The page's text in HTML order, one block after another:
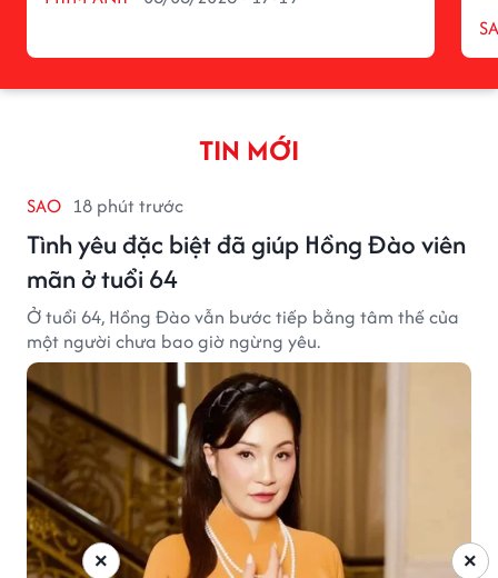
TIN MỚI
SAO 18 phút trước
Tình yêu đặc biệt đã giúp Hồng Đào viên
mãn ở tuổi 64
Ở tuổi 64, Hồng Đào vẫn bước tiếp bằng tâm thế của
một người chưa bao giờ ngừng yêu.
×
×